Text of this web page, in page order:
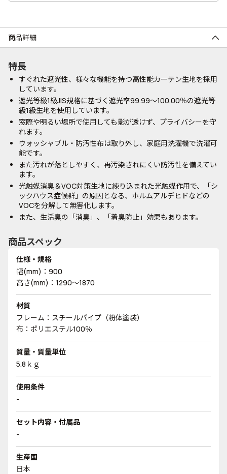
商品詳細
特長
すぐれた遮光性、様々な機能を持つ高性能カーテン生地を採用
しています。
遮光等級1級JIS規格に基づく遮光率99.99～100.00％の遮光等
級1級生地を使用しています。
窓際や明るい場所で使用しても影が透けず、プライバシーを守
れます。
ウォッシャブル・防汚性布は取り外し、家庭用洗濯機で洗濯可
能です。
また汚れが落としやすく、再汚染されにくい防汚性を備えてい
ます。
光触媒消臭＆VOC対策生地に練り込まれた光触媒作用で、「シ
ックハウス症候群」の原因となる、ホルムアルデヒドなどの
VOCを分解して無害化します。
また、生活臭の「消臭」、「着臭防止」効果もあります。
商品スペック
仕様・規格
幅(mm)：900
高さ(mm)：1290～1870
材質
フレーム：スチールパイプ（粉体塗装）
布：ポリエステル100％
質量・質量単位
5.8ｋｇ
使用条件
-
セット内容・付属品
-
生産国
日本